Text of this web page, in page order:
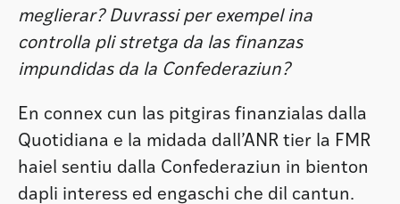
meglierar? Duvrassi per exempel ina
controlla pli stretga da las finanzas
impundidas da la Confederaziun?
En connex cun las pitgiras finanzialas dalla
Quotidiana e la midada dall’ANR tier la FMR
haiel sentiu dalla Confederaziun in bienton
dapli interess ed engaschi che dil cantun.